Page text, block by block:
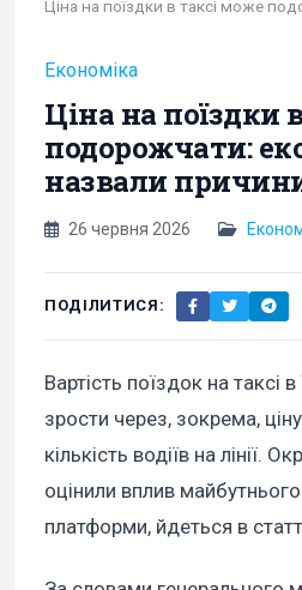
Економіка
Ціна на поїздки
подорожчати:
назвали
26 червня 2026
ПОДІЛИТИСЯ:
Вартість поїздок на таксі
зрости через, зокрема,
кількість водіїв на лінії.
оцінили вплив
платформи, йдеться в